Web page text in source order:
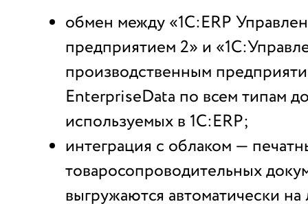
обмен между «1С:ERP
предприятием 2» и
производственным
EnterpriseData по всем типам
используемых в 1С:ERP;
интеграция с облаком —
товаросопроводительных
выгружаются автоматически